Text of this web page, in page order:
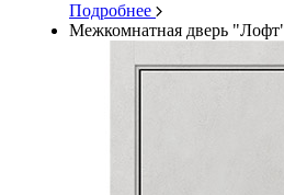
Подробнее
Межкомнатная дверь